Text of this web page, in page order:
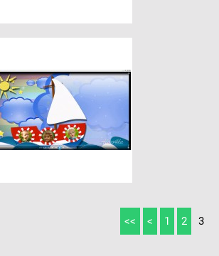
<< < 1 2 3